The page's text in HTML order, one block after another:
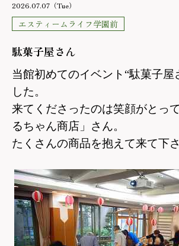
2026.07.07（Tue）
エスティームライフ学園前
駄菓子屋さん
当館初めてのイベント“駄菓子屋
した。
来てくださったのは笑顔がとっ
るちゃん商店」さん。
たくさんの商品を抱えて来て下